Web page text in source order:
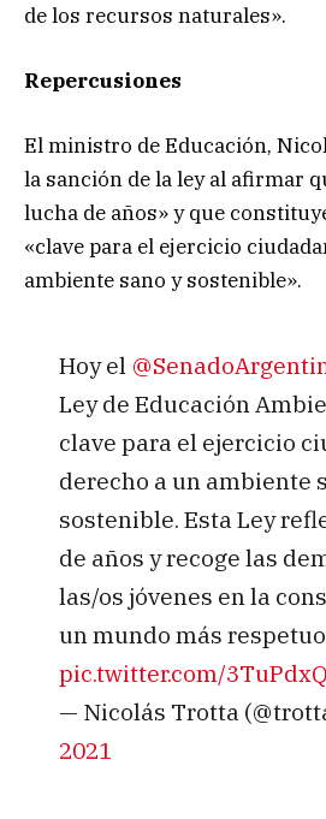
de los recursos naturales».
Repercusiones
El ministro de Educación,
la sanción de la ley al afirmar
lucha de años» y que
«clave para el ejercicio
ambiente sano y sostenible».
Hoy el
Ley de Educación
clave para el ejercicio
derecho a un ambiente
sostenible. Esta Ley
de años y recoge las
las/os jóvenes en la
un mundo más
pic.twitter.com/
— Nicolás Trotta
2021